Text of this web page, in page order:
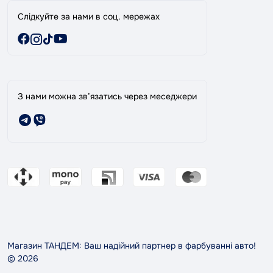
Слідкуйте за нами в соц. мережах
З нами можна зв’язатись через меседжери
Магазин ТАНДЕМ: Ваш надійний партнер в фарбуванні авто!
© 2026